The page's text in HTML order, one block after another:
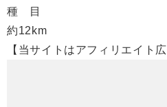
種 目
約12km
【当サイトはアフィリエイト